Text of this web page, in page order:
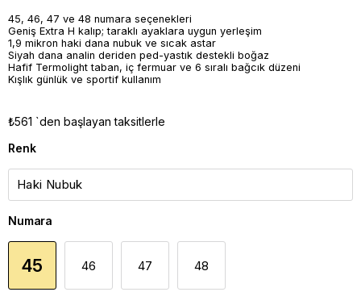
45, 46, 47 ve 48 numara seçenekleri
Geniş Extra H kalıp; taraklı ayaklara uygun yerleşim
1,9 mikron haki dana nubuk ve sıcak astar
Siyah dana analin deriden ped-yastık destekli boğaz
Hafif Termolight taban, iç fermuar ve 6 sıralı bağcık düzeni
Kışlık günlük ve sportif kullanım
₺561 `den başlayan taksitlerle
Renk
Numara
45 46 47 48